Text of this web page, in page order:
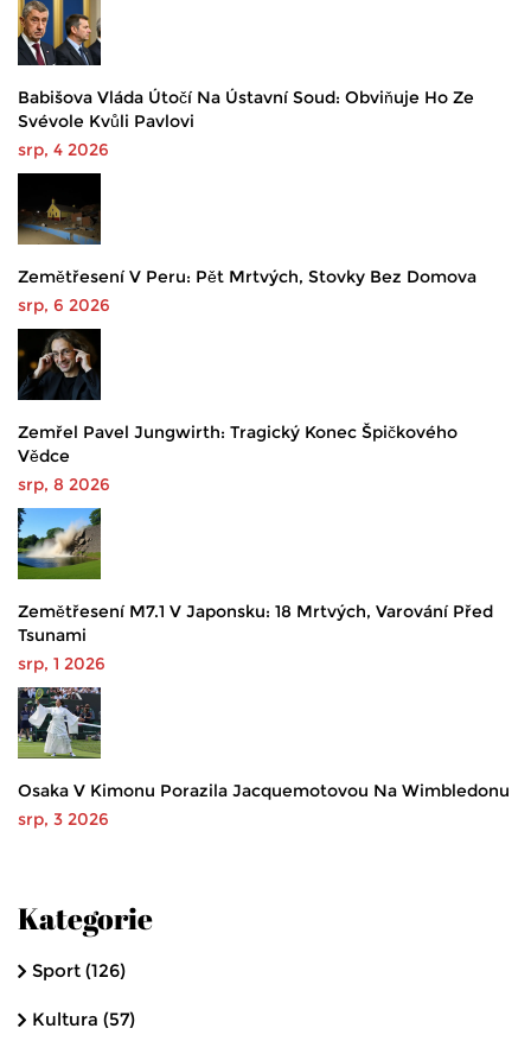
Babišova Vláda Útočí Na Ústavní Soud: Obviňuje Ho Ze
Svévole Kvůli Pavlovi
srp, 4 2026
Zemětřesení V Peru: Pět Mrtvých, Stovky Bez Domova
srp, 6 2026
Zemřel Pavel Jungwirth: Tragický Konec Špičkového
Vědce
srp, 8 2026
Zemětřesení M7.1 V Japonsku: 18 Mrtvých, Varování Před
Tsunami
srp, 1 2026
Osaka V Kimonu Porazila Jacquemotovou Na Wimbledonu
srp, 3 2026
Kategorie
Sport (126)
Kultura (57)